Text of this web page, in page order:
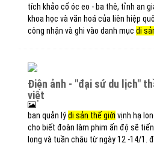
tích khảo cổ óc eo - ba thê, tỉnh an
khoa học và văn hoá của liên hiệp
công nhận và ghi vào danh mục di
điện ảnh - "đại sứ du lịch" thầm lặng của du lịch
việt
ban quản lýdi sản thế giới vịnh hạ
cho biết đoàn làm phim ấn độ sẽ
long và tuần châu từ ngày 12 -14/1.